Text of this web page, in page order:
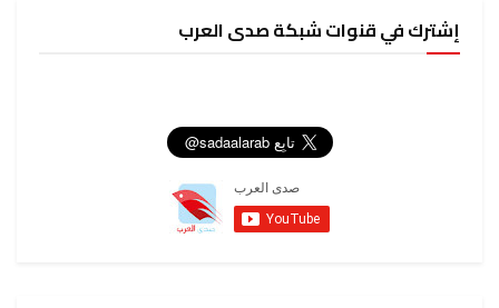
إشترك في قنوات شبكة صدى العرب